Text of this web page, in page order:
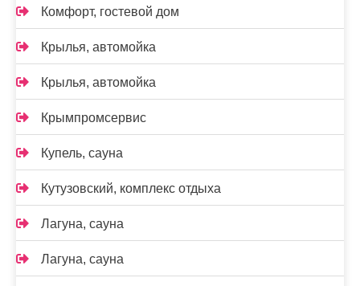
Комфорт, гостевой дом
Крылья, автомойка
Крылья, автомойка
Крымпромсервис
Купель, сауна
Кутузовский, комплекс отдыха
Лагуна, сауна
Лагуна, сауна